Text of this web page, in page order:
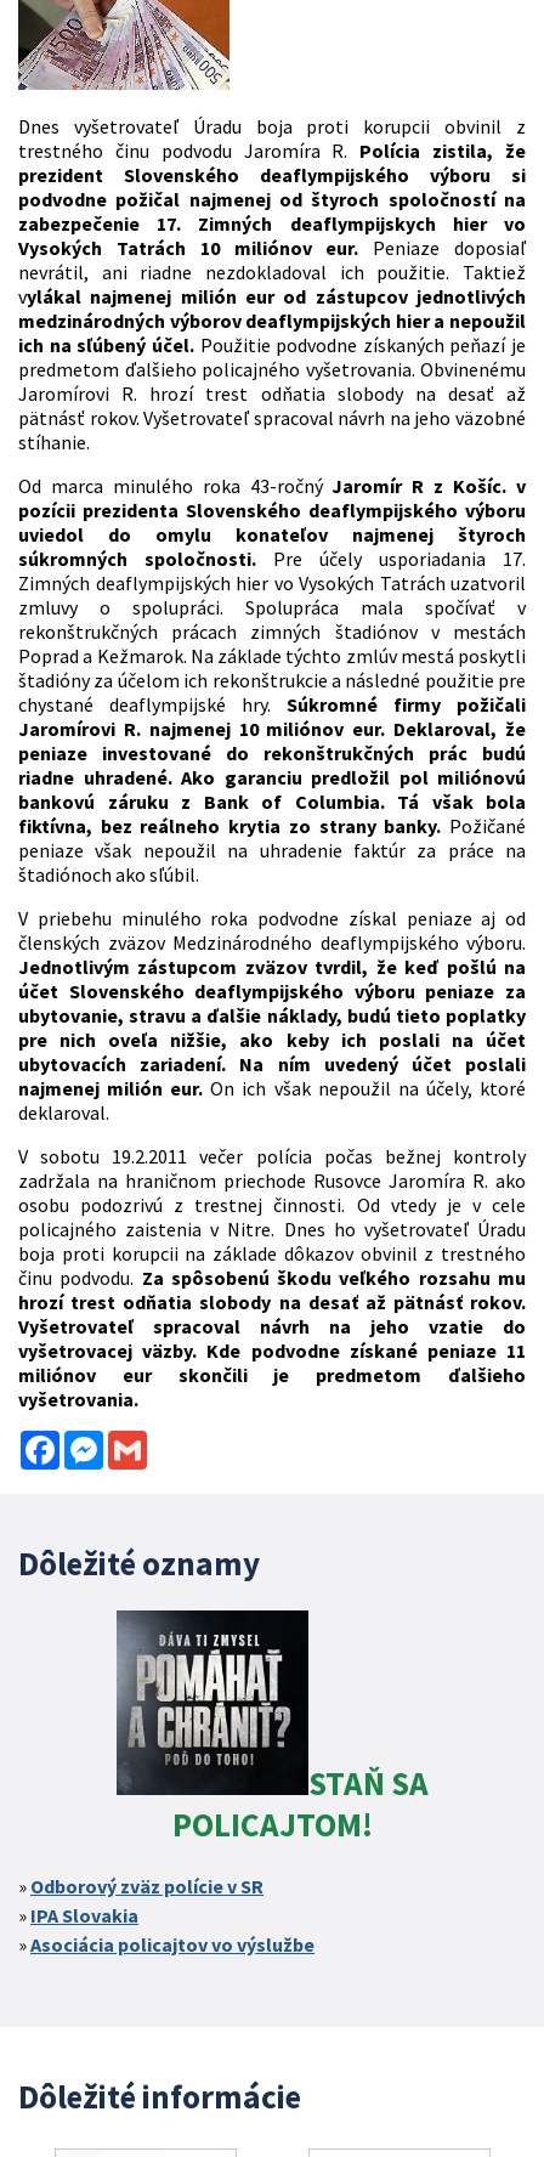
Dnes vyšetrovateľ Úradu boja proti korupcii obvinil z
trestného činu podvodu Jaromíra R. Polícia zistila, že
prezident Slovenského deaflympijského výboru si
podvodne požičal najmenej od štyroch spoločností na
zabezpečenie 17. Zimných deaflympijskych hier vo
Vysokých Tatrách 10 miliónov eur. Peniaze doposiaľ
nevrátil, ani riadne nezdokladoval ich použitie. Taktiež
vylákal najmenej milión eur od zástupcov jednotlivých
medzinárodných výborov deaflympijských hier a nepoužil
ich na sľúbený účel.Použitie podvodne získaných peňazí je
predmetom ďalšieho policajného vyšetrovania. Obvinenému
Jaromírovi R. hrozí trest odňatia slobody na desať až
pätnásť rokov. Vyšetrovateľ spracoval návrh na jeho väzobné
stíhanie.
Od marca minulého roka 43-ročnýJaromír R z Košíc. v
pozícii prezidenta Slovenského deaflympijského výboru
uviedol do omylu konateľov najmenej štyroch
súkromných spoločnosti. Pre účely usporiadania 17.
Zimných deaflympijských hier vo Vysokých Tatrách uzatvoril
zmluvy o spolupráci. Spolupráca mala spočívať v
rekonštrukčných prácach zimných štadiónov v mestách
Poprad a Kežmarok. Na základe týchto zmlúv mestá poskytli
štadióny za účelom ich rekonštrukcie a následné použitie pre
chystané deaflympijské hry. Súkromné firmy požičali
Jaromírovi R. najmenej 10 miliónov eur. Deklaroval, že
peniaze investované do rekonštrukčných prác budú
riadne uhradené. Ako garanciu predložil pol miliónovú
bankovú záruku z Bank of Columbia. Tá však bola
fiktívna, bez reálneho krytia zo strany banky. Požičané
peniaze však nepoužil na uhradenie faktúr za práce na
štadiónoch ako sľúbil.
V priebehu minulého roka podvodne získal peniaze aj od
členských zväzov Medzinárodného deaflympijského výboru.
Jednotlivým zástupcom zväzov tvrdil, že keď pošlú na
účet Slovenského deaflympijského výboru peniaze za
ubytovanie, stravu a ďalšie náklady, budú tieto poplatky
pre nich oveľa nižšie, ako keby ich poslali na účet
ubytovacích zariadení. Na ním uvedený účet poslali
najmenej milión eur. On ich však nepoužil na účely, ktoré
deklaroval.
V sobotu 19.2.2011 večer polícia počas bežnej kontroly
zadržala na hraničnom priechode Rusovce Jaromíra R. ako
osobu podozrivú z trestnej činnosti. Od vtedy je v cele
policajného zaistenia v Nitre. Dnes ho vyšetrovateľ Úradu
boja proti korupcii na základe dôkazov obvinil z trestného
činu podvodu. Za spôsobenú škodu veľkého rozsahu mu
hrozí trest odňatia slobody na desať až pätnásť rokov.
Vyšetrovateľ spracoval návrh na jeho vzatie do
vyšetrovacej väzby. Kde podvodne získané peniaze 11
miliónov eur skončili je predmetom ďalšieho
vyšetrovania.
FacebookMessenger
Dôležité oznamy
STAŇ SA
POLICAJTOM!
Odborový zväz polície v SR
IPA Slovakia
Asociácia policajtov vo výslužbe
Dôležité informácie